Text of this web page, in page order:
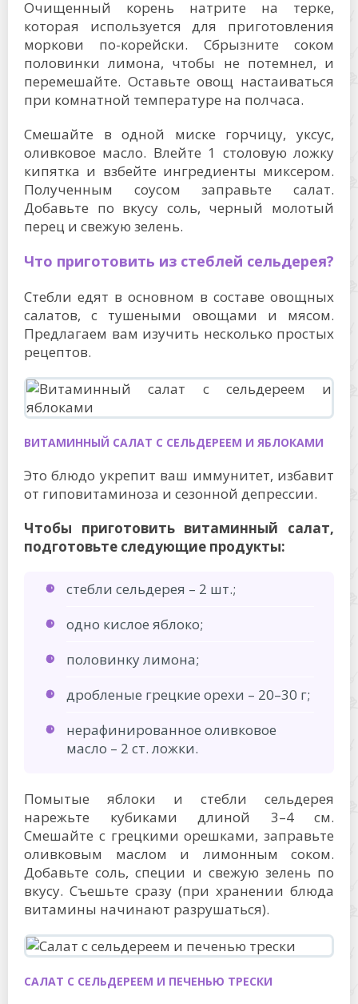
Очищенный корень натрите на терке,
которая используется для приготовления
моркови по-корейски. Сбрызните соком
половинки лимона, чтобы не потемнел, и
перемешайте. Оставьте овощ настаиваться
при комнатной температуре на полчаса.
Смешайте в одной миске горчицу, уксус,
оливковое масло. Влейте 1 столовую ложку
кипятка и взбейте ингредиенты миксером.
Полученным соусом заправьте салат.
Добавьте по вкусу соль, черный молотый
перец и свежую зелень.
Что приготовить из стеблей сельдерея?
Стебли едят в основном в составе овощных
салатов, с тушеными овощами и мясом.
Предлагаем вам изучить несколько простых
рецептов.
ВИТАМИННЫЙ САЛАТ С СЕЛЬДЕРЕЕМ И ЯБЛОКАМИ
Это блюдо укрепит ваш иммунитет, избавит
от гиповитаминоза и сезонной депрессии.
Чтобы приготовить витаминный салат,
подготовьте следующие продукты:
стебли сельдерея – 2 шт.;
одно кислое яблоко;
половинку лимона;
дробленые грецкие орехи – 20–30 г;
нерафинированное оливковое
масло – 2 ст. ложки.
Помытые яблоки и стебли сельдерея
нарежьте кубиками длиной 3–4 см.
Смешайте с грецкими орешками, заправьте
оливковым маслом и лимонным соком.
Добавьте соль, специи и свежую зелень по
вкусу. Съешьте сразу (при хранении блюда
витамины начинают разрушаться).
САЛАТ С СЕЛЬДЕРЕЕМ И ПЕЧЕНЬЮ ТРЕСКИ